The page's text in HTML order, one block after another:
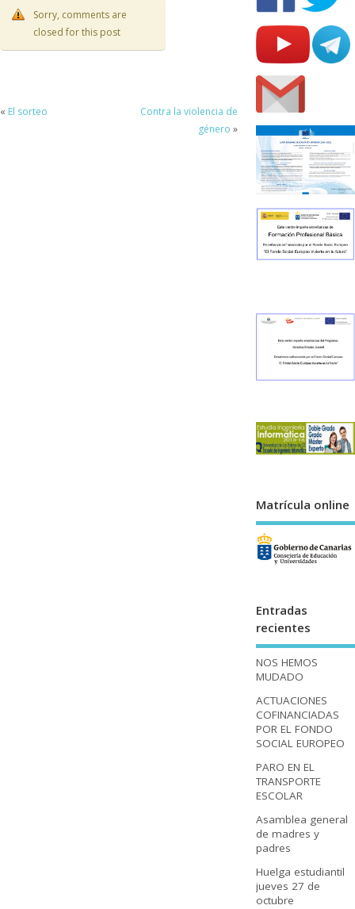
Sorry, comments are
closed for this post
« El sorteo
Contra la violencia de
género »
Matrícula online
Entradas
recientes
NOS HEMOS
MUDADO
ACTUACIONES
COFINANCIADAS
POR EL FONDO
SOCIAL EUROPEO
PARO EN EL
TRANSPORTE
ESCOLAR
Asamblea general
de madres y
padres
Huelga estudiantil
jueves 27 de
octubre